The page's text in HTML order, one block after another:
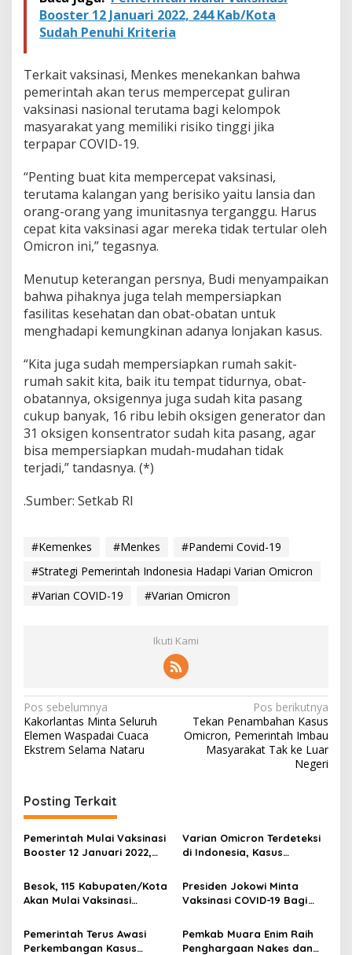
Booster 12 Januari 2022, 244 Kab/Kota
Sudah Penuhi Kriteria
Terkait vaksinasi, Menkes menekankan bahwa
pemerintah akan terus mempercepat guliran
vaksinasi nasional terutama bagi kelompok
masyarakat yang memiliki risiko tinggi jika
terpapar COVID-19.
“Penting buat kita mempercepat vaksinasi,
terutama kalangan yang berisiko yaitu lansia dan
orang-orang yang imunitasnya terganggu. Harus
cepat kita vaksinasi agar mereka tidak tertular oleh
Omicron ini,” tegasnya.
Menutup keterangan persnya, Budi menyampaikan
bahwa pihaknya juga telah mempersiapkan
fasilitas kesehatan dan obat-obatan untuk
menghadapi kemungkinan adanya lonjakan kasus.
“Kita juga sudah mempersiapkan rumah sakit-
rumah sakit kita, baik itu tempat tidurnya, obat-
obatannya, oksigennya juga sudah kita pasang
cukup banyak, 16 ribu lebih oksigen generator dan
31 oksigen konsentrator sudah kita pasang, agar
bisa mempersiapkan mudah-mudahan tidak
terjadi,” tandasnya. (*)
.Sumber: Setkab RI
#Kemenkes #Menkes
#Pandemi Covid-19
#Strategi Pemerintah Indonesia Hadapi Varian Omicron
#Varian COVID-19
#Varian Omicron
Ikuti Kami
N
a
v
g
a
s
i
p
o
s
Pos sebelumnya
Kakorlantas Minta Seluruh
Elemen Waspadai Cuaca
Ekstrem Selama Nataru
Pos berikutnya
Tekan Penambahan Kasus
Omicron, Pemerintah Imbau
Masyarakat Tak ke Luar
Negeri
Posting Terkait
Pemerintah Mulai Vaksinasi
Booster 12 Januari 2022,
Kriteria
Varian Omicron Terdeteksi
di Indonesia, Kasus
Kebersihan Wisma Atlet
Besok, 115 Kabupaten/Kota
Akan Mulai Vaksinasi
6-11 Tahun
Presiden Jokowi Minta
Vaksinasi COVID-19 Bagi
Segera Dimulai
Pemerintah Terus Awasi
Perkembangan Kasus
Pemkab Muara Enim Raih
Penghargaan Nakes dan